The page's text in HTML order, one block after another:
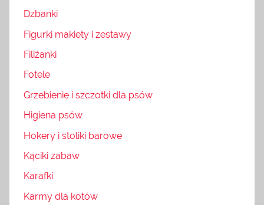
Dzbanki
Figurki makiety i zestawy
Filiżanki
Fotele
Grzebienie i szczotki dla psów
Higiena psów
Hokery i stoliki barowe
Kąciki zabaw
Karafki
Karmy dla kotów